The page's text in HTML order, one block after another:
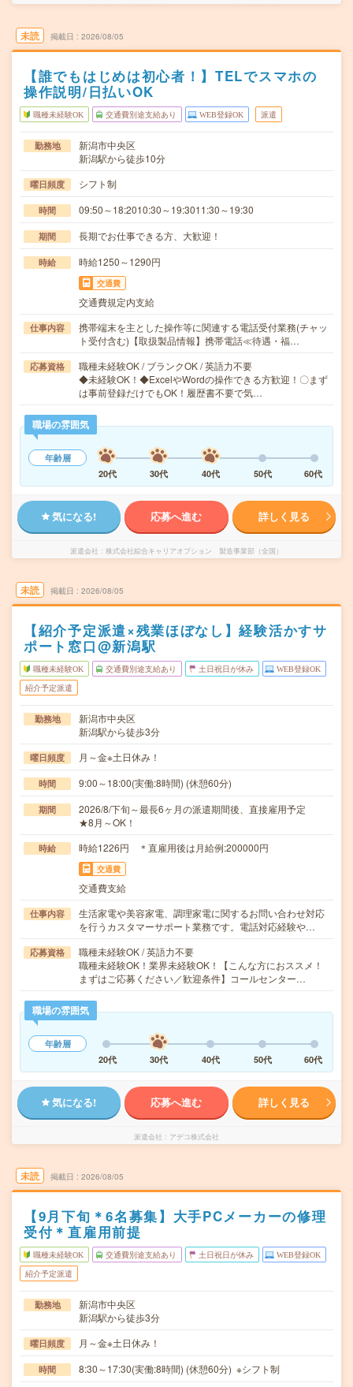
未読 掲載日 2026/08/05
【誰でもはじめは初心者！】TELでスマホの
操作説明/日払いOK
職種未経験OK 交通費別途支給あり WEB登録OK 派遣
勤務地
新潟市中央区
新潟駅から徒歩10分
曜日頻度 シフト制
時間 09:50～18:2010:30～19:3011:30～19:30
期間 長期でお仕事できる方、大歓迎！
時給 時給1250～1290円
交通費
交通費規定内支給
仕事内容
携帯端末を主とした操作等に関連する電話受付業務(チャッ
ト受付含む)【取扱製品情報】携帯電話≪待遇・福…
応募資格
職種未経験OK / ブランクOK / 英語力不要
◆未経験OK！◆ExcelやWordの操作できる方歓迎！〇まず
は事前登録だけでもOK！履歴書不要で気…
職場の雰囲気
年齢層
20代
30代 40代 50代 60代
気になる! 応募へ進む 詳しく見る
派遣会社 株式会社綜合キャリアオプション 製造事業部（全国）
未読 掲載日 2026/08/05
【紹介予定派遣×残業ほぼなし】経験活かすサ
ポート窓口@新潟駅
職種未経験OK 交通費別途支給あり 土日祝日が休み WEB登録OK
紹介予定派遣
勤務地
新潟市中央区
新潟駅から徒歩3分
曜日頻度 月～金※土日休み！
時間 9:00～18:00(実働:8時間) (休憩60分)
期間
2026/8/下旬～最長6ヶ月の派遣期間後、直接雇用予定
★8月～OK！
時給 時給1226円 ＊直雇用後は月給例:200000円
交通費
交通費支給
仕事内容
生活家電や美容家電、調理家電に関するお問い合わせ対応
を行うカスタマーサポート業務です。電話対応経験や…
応募資格
職種未経験OK / 英語力不要
職種未経験OK！業界未経験OK！【こんな方におススメ！
まずはご応募ください／歓迎条件】コールセンター…
職場の雰囲気
年齢層
20代
30代 40代 50代 60代
気になる! 応募へ進む 詳しく見る
派遣会社 アデコ株式会社
未読 掲載日 2026/08/05
【9月下旬＊6名募集】大手PCメーカーの修理
受付＊直雇用前提
職種未経験OK 交通費別途支給あり 土日祝日が休み WEB登録OK
紹介予定派遣
勤務地
新潟市中央区
新潟駅から徒歩3分
曜日頻度 月～金※土日休み！
時間 8:30～17:30(実働:8時間) (休憩60分) ※シフト制